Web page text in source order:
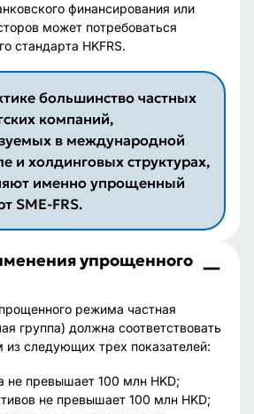
финансирования или
может потребоваться
стандарта HKFRS.
большинство частных
компаний,
в международной
и холдинговых структурах,
именно упрощенный
SME-FRS.
упрощенного
режима частная
группа) должна соответствовать
следующих трех показателей:
не превышает 100 млн HKD;
не превышает 100 млн HKD;